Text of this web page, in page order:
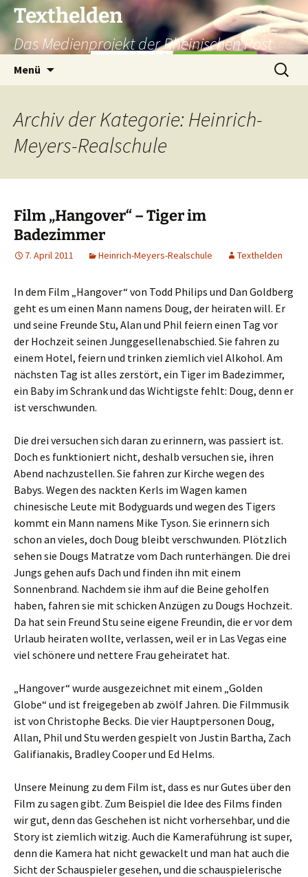
Texthelden
Das Medienprojekt der Rheinischen Post
Menü
Suchen
nach:
Archiv der Kategorie: Heinrich-
Meyers-Realschule
Film „Hangover“ – Tiger im
Badezimmer
7. April 2011 Heinrich-Meyers-Realschule Texthelden
In dem Film „Hangover“ von Todd Philips und Dan Goldberg
geht es um einen Mann namens Doug, der heiraten will. Er
und seine Freunde Stu, Alan und Phil feiern einen Tag vor
der Hochzeit seinen Junggesellenabschied. Sie fahren zu
einem Hotel, feiern und trinken ziemlich viel Alkohol. Am
nächsten Tag ist alles zerstört, ein Tiger im Badezimmer,
ein Baby im Schrank und das Wichtigste fehlt: Doug, denn er
ist verschwunden.
Die drei versuchen sich daran zu erinnern, was passiert ist.
Doch es funktioniert nicht, deshalb versuchen sie, ihren
Abend nachzustellen. Sie fahren zur Kirche wegen des
Babys. Wegen des nackten Kerls im Wagen kamen
chinesische Leute mit Bodyguards und wegen des Tigers
kommt ein Mann namens Mike Tyson. Sie erinnern sich
schon an vieles, doch Doug bleibt verschwunden. Plötzlich
sehen sie Dougs Matratze vom Dach runterhängen. Die drei
Jungs gehen aufs Dach und finden ihn mit einem
Sonnenbrand. Nachdem sie ihm auf die Beine geholfen
haben, fahren sie mit schicken Anzügen zu Dougs Hochzeit.
Da hat sein Freund Stu seine eigene Freundin, die er vor dem
Urlaub heiraten wollte, verlassen, weil er in Las Vegas eine
viel schönere und nettere Frau geheiratet hat.
„Hangover“ wurde ausgezeichnet mit einem „Golden
Globe“ und ist freigegeben ab zwölf Jahren. Die Filmmusik
ist von Christophe Becks. Die vier Hauptpersonen Doug,
Allan, Phil und Stu werden gespielt von Justin Bartha, Zach
Galifianakis, Bradley Cooper und Ed Helms.
Unsere Meinung zu dem Film ist, dass es nur Gutes über den
Film zu sagen gibt. Zum Beispiel die Idee des Films finden
wir gut, denn das Geschehen ist nicht vorhersehbar, und die
Story ist ziemlich witzig. Auch die Kameraführung ist super,
denn die Kamera hat nicht gewackelt und man hat auch die
Sicht der Schauspieler gesehen, und die schauspielerische